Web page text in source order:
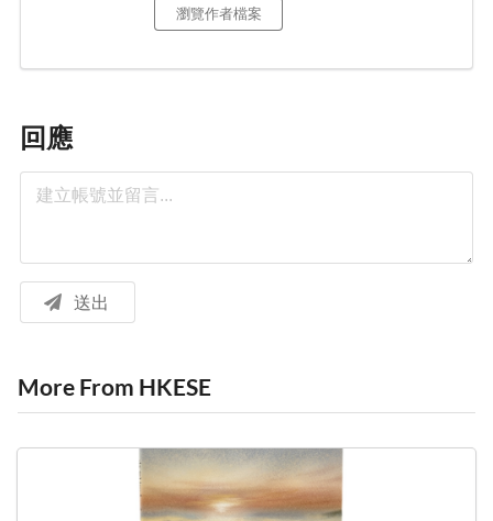
瀏覽作者檔案
回應
送出
More From HKESE